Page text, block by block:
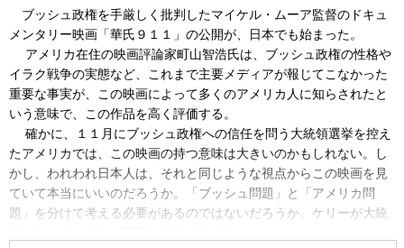
ブッシュ政権を手厳しく批判したマイケル・ムーア監督のドキュ
メンタリー映画「華氏９１１」の公開が、日本でも始まった。
アメリカ在住の映画評論家町山智浩氏は、ブッシュ政権の性格や
イラク戦争の実態など、これまで主要メディアが報じてこなかった
重要な事実が、この映画によって多くのアメリカ人に知らされたと
いう意味で、この作品を高く評価する。
確かに、１１月にブッシュ政権への信任を問う大統領選挙を控え
たアメリカでは、この映画の持つ意味は大きいのかもしれない。し
かし、われわれ日本人は、それと同じような視点からこの映画を見
ていて本当にいいのだろうか。「ブッシュ問題」と「アメリカ問
題」を分けて考える必要があるのではないだろうか。ケリーが大統